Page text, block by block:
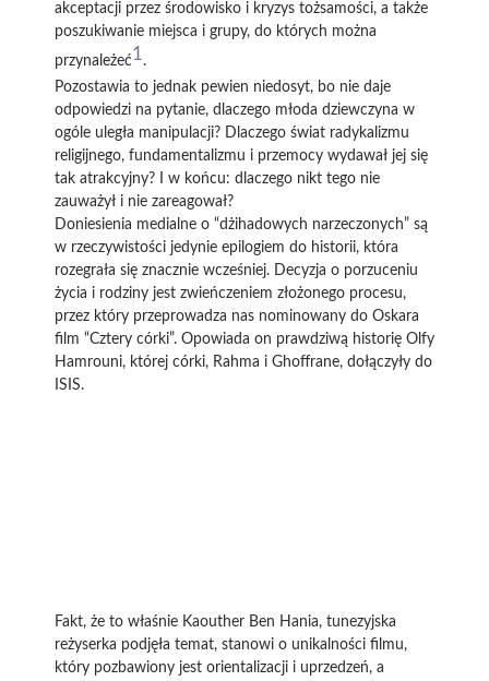
akceptacji przez środowisko i kryzys tożsamości, a także
poszukiwanie miejsca i grupy, do których można
przynależeć1 .
Pozostawia to jednak pewien niedosyt, bo nie daje
odpowiedzi na pytanie, dlaczego młoda dziewczyna w
ogóle uległa manipulacji? Dlaczego świat radykalizmu
religijnego, fundamentalizmu i przemocy wydawał jej się
tak atrakcyjny? I w końcu: dlaczego nikt tego nie
zauważył i nie zareagował?
Doniesienia medialne o “dżihadowych narzeczonych” są
w rzeczywistości jedynie epilogiem do historii, która
rozegrała się znacznie wcześniej. Decyzja o porzuceniu
życia i rodziny jest zwieńczeniem złożonego procesu,
przez który przeprowadza nas nominowany do Oskara
film “Cztery córki”. Opowiada on prawdziwą historię Olfy
Hamrouni, której córki, Rahma i Ghoffrane, dołączyły do
ISIS.
Fakt, że to właśnie Kaouther Ben Hania, tunezyjska
reżyserka podjęła temat, stanowi o unikalności filmu,
który pozbawiony jest orientalizacji i uprzedzeń, a